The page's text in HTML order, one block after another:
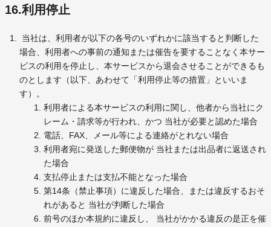
16.利用停止
当社は、利用者が以下の各号のいずれかに該当すると判断した
場合、利用者への事前の通知または催告を要することなく本サー
ビスの利用を停止し、本サービスから退会させることができるも
のとします（以下、あわせて「利用停止等の措置」といいま
す）。
利用者による本サービスの利用に関し、他者から当社にク
レーム・請求等が行われ、かつ 当社が必要と認めた場合
電話、FAX、メール等による連絡がとれない場合
利用者宛に発送した郵便物が 当社または出品者に返送され
た場合
支払停止または支払不能となった場合
第14条（禁止事項）に違反した場合、または違反するおそ
れがあると 当社が判断した場合
前号のほか本規約に違反し、 当社がかかる違反の是正を催